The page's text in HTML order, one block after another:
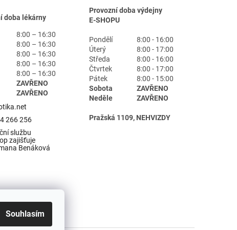
Souhlasím
doba lékárny
8:00 – 16:30
8:00 – 16:30
8:00 – 16:30
8:00 – 16:30
8:00 – 16:30
ZAVŘENO
ZAVŘENO
266 256
službu
zajišťuje
Benáková
Provozní doba výdejny
E-SHOPU
Pondělí
8:00 - 16:00
Úterý
8:00 - 17:00
Středa
8:00 - 16:00
Čtvrtek
8:00 - 17:00
Pátek
8:00 - 15:00
Sobota
ZAVŘENO
Neděle
ZAVŘENO
Pražská 1109, NEHVIZDY